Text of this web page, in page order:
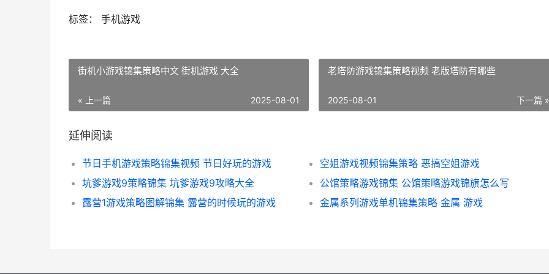
标签： 手机游戏
街机小游戏锦集策略中文 街机游戏 大全
« 上一篇 2025-08-01
老塔防游戏锦集策略视频 老版塔防有哪些
下一篇 »
2025-08-01
延伸阅读
节日手机游戏策略锦集视频 节日好玩的游戏
空姐游戏视频锦集策略 恶搞空姐游戏
坑爹游戏9策略锦集 坑爹游戏9攻略大全
公馆策略游戏锦集 公馆策略游戏锦旗怎么写
露营1游戏策略图解锦集 露营的时候玩的游戏
金属系列游戏单机锦集策略 金属 游戏